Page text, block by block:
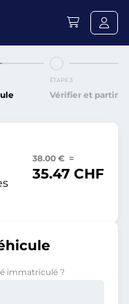
ÉTAPE 3
Vérifier et partir
38.00 € =
35.47 CHF
immatriculé ?